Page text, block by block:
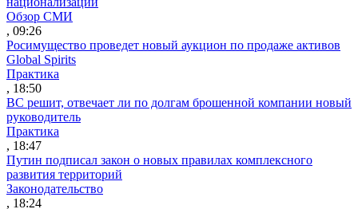
Обзор СМИ
, 09:26
Росимущество проведет новый аукцион по продаже активов
Global Spirits
Практика
, 18:50
ВС решит, отвечает ли по долгам брошенной компании новый
руководитель
Практика
, 18:47
Путин подписал закон о новых правилах комплексного
развития территорий
Законодательство
, 18:24